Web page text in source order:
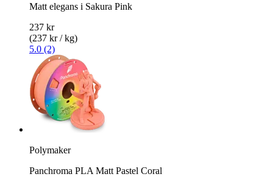
Matt elegans i Sakura Pink
237 kr
(237 kr / kg)
5.0 (2)
Polymaker
Panchroma PLA Matt Pastel Coral